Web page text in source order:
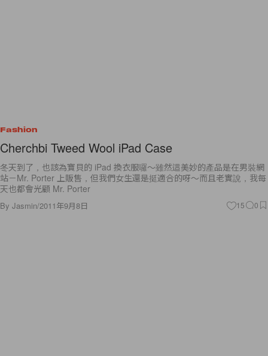
Fashion
Cherchbi Tweed Wool iPad Case
冬天到了，也該為寶貝的 iPad 換衣服囉～雖然這美妙的產品是在男裝網
站－Mr. Porter 上販售，但我們女生還是挺適合的呀～而且老實說，我每
天也都會光顧 Mr. Porter
By Jasmin/2011年9月8日 15 0